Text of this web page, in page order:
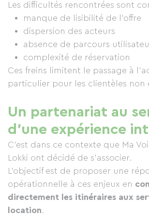
Les difficultés rencontrées sont
manque de lisibilité de l’offre
dispersion des acteurs
absence de parcours
complexité de réservation
Ces freins limitent le passage à
particulier pour les clientèles non
Un partenariat au
d’une expérience
C’est dans ce contexte que Ma
Lokki ont décidé de s’associer.
L’objectif est de proposer une
opérationnelle à ces enjeux en
directement les itinéraires aux
location.